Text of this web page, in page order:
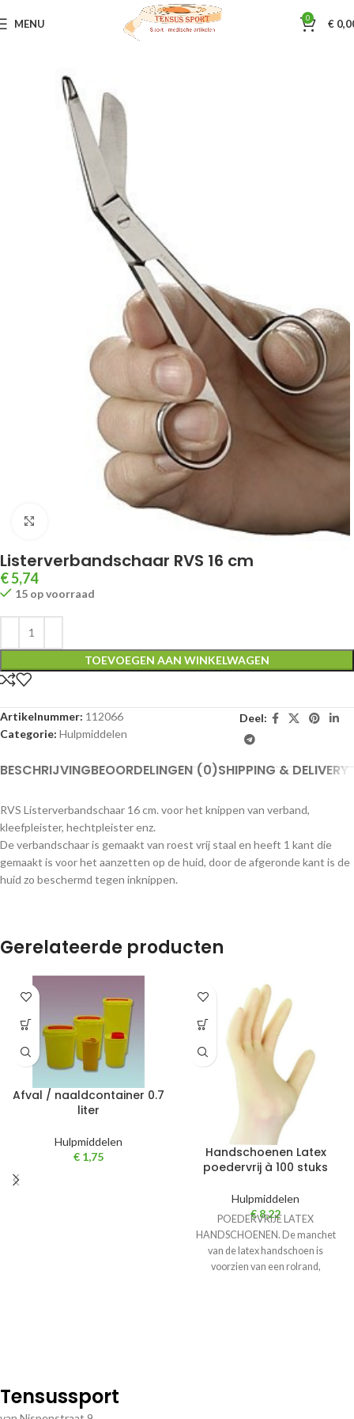
MENU 0 €
Home Sportmassage Massagetools Hulpmiddelen
Listerverbandschaar RVS 16 cm
€5,74
15 op voorraad
TOEVOEGEN AAN WINKELWAGEN
Artikelnummer: 112066
Categorie: Hulpmiddelen
Deel:
BESCHRIJVINGBEOORDELINGEN (0)SHIPPING & DELIVERY
RVS Listerverbandschaar 16 cm. voor het knippen van verband,
kleefpleister, hechtpleister enz.
De verbandschaar is gemaakt van roest vrij staal en heeft 1 kant die
gemaakt is voor het aanzetten op de huid, door de afgeronde kant is de
huid zo beschermd tegen inknippen.
Gerelateerde producten
Afval / naaldcontainer 0.7
liter
Hulpmiddelen
€ 1,75
Handschoenen Latex
poedervrij à 100 stuks
Hulpmiddelen
€8,22
POEDERVRIJE LATEX
HANDSCHOENEN. De manchet
van de latex handschoen is
voorzien van een rolrand,
Tensussport